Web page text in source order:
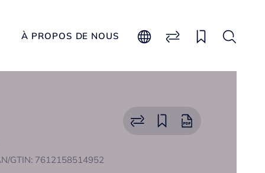
À PROPOS DE NOUS
GTIN: 7612158514952